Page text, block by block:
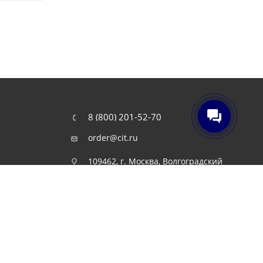
8 (800) 201-52-70
order@cit.ru
109462, г. Москва, Волгоградский